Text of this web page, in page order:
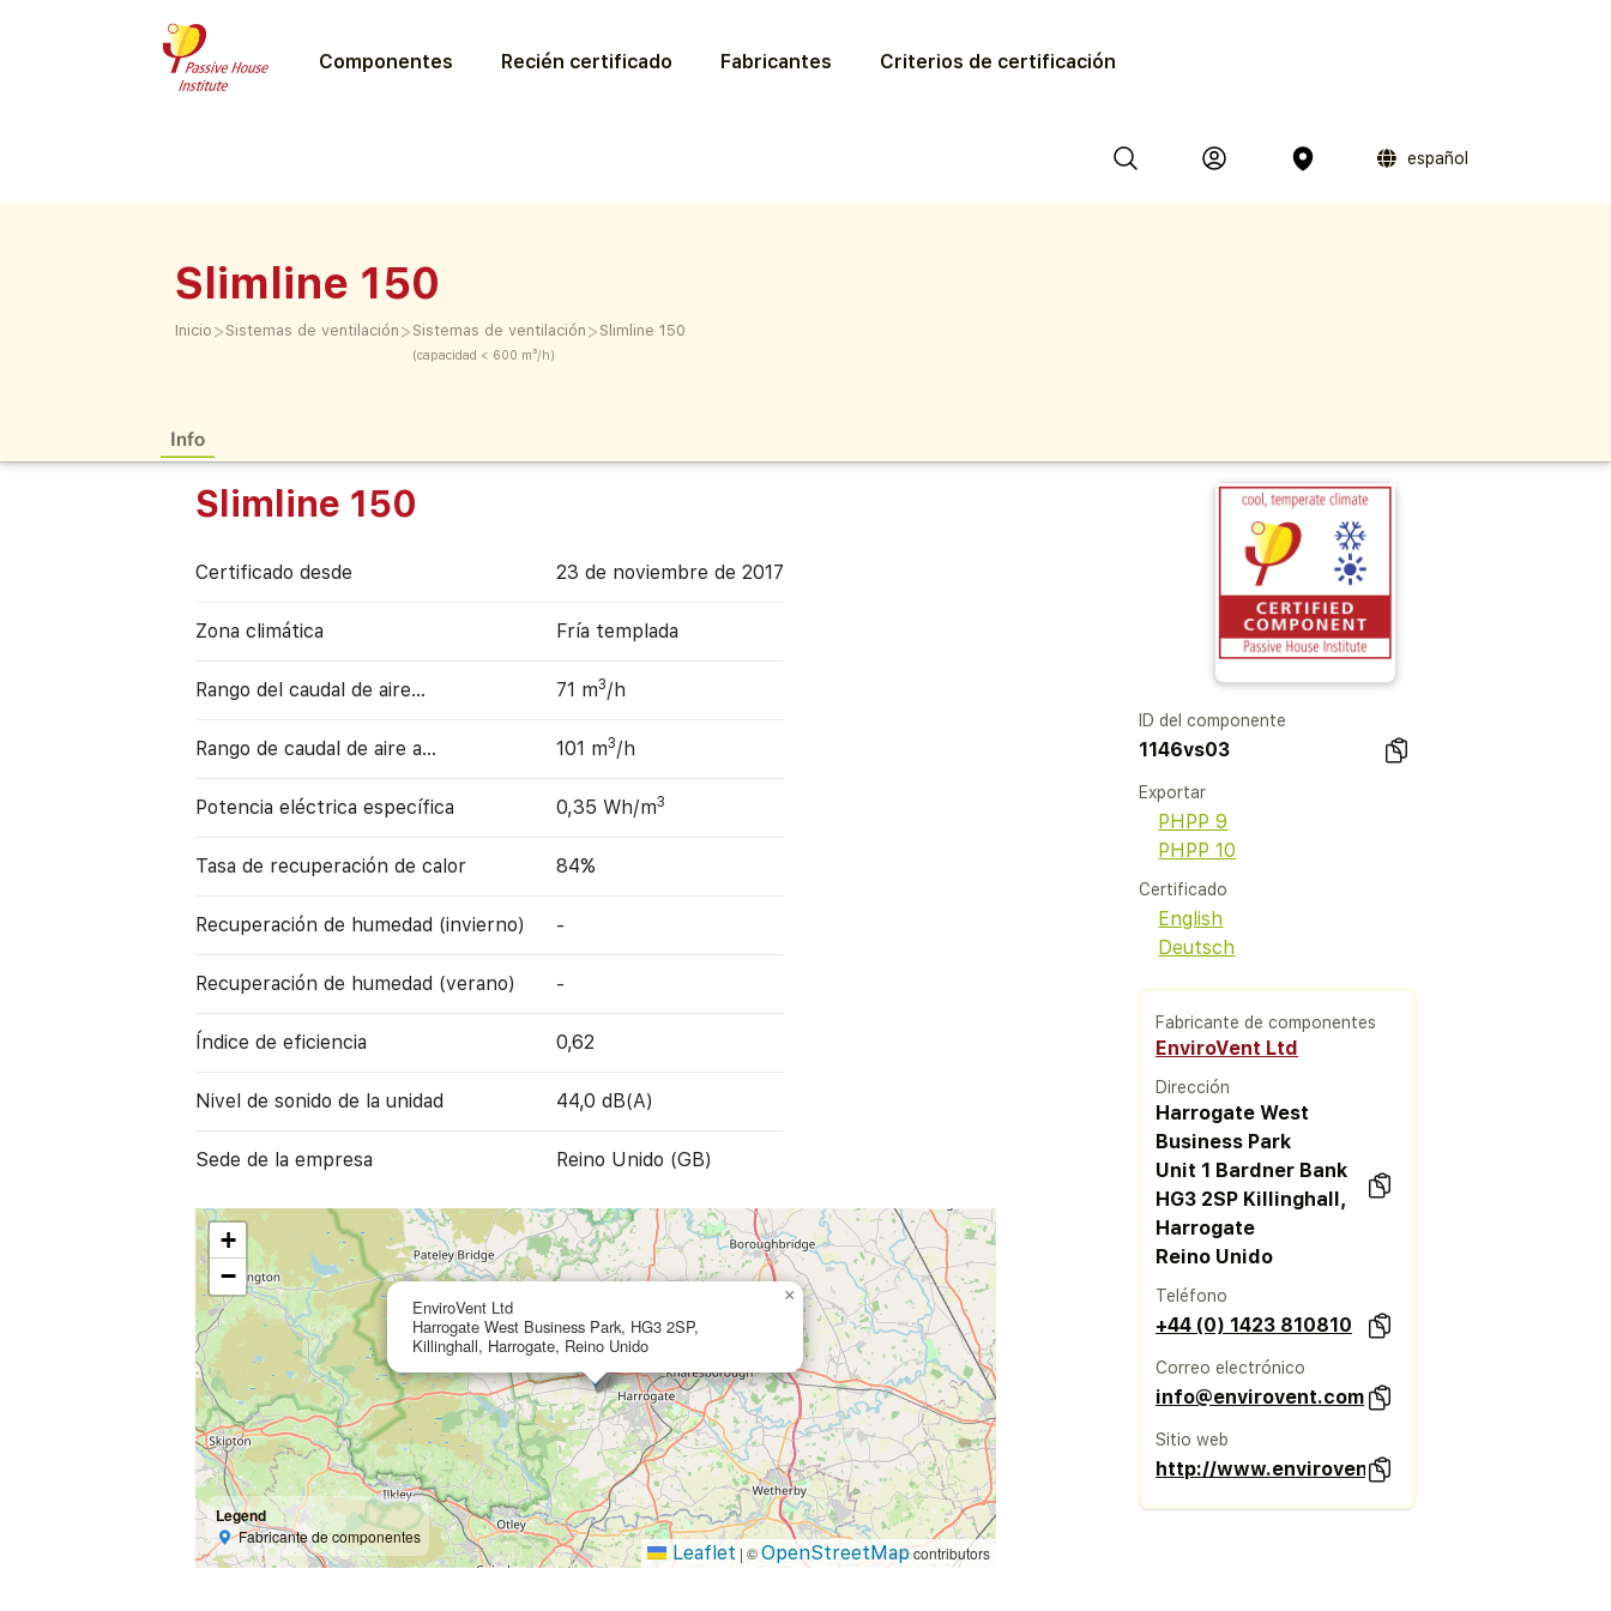
Componentes Recién certificado Fabricantes Criterios de certificación
español
Slimline 150
Inicio > Sistemas de ventilación > Sistemas de ventilación
(capacidad < 600 m³/h)
> Slimline 150
Info
Slimline 150
Certificado desde 23 de noviembre de 2017
Zona climática Fría templada
Rango del caudal de aire... 71 m3/h
Rango de caudal de aire a… 101 m3/h
Potencia eléctrica específica 0,35 Wh/m3
Tasa de recuperación de calor 84%
Recuperación de humedad (invierno) -
Recuperación de humedad (verano) -
Índice de eficiencia 0,62
Nivel de sonido de la unidad 44,0 dB(A)
Sede de la empresa Reino Unido (GB)
EnviroVent Ltd
Harrogate West Business Park, HG3 2SP,
Killinghall, Harrogate, Reino Unido
×
+
−
Legend
Fabricante de componentes
Leaflet | ©OpenStreetMapcontributors
ID del componente
1146vs03
Exportar
PHPP 9
PHPP 10
Certificado
English
Deutsch
Fabricante de componentes
EnviroVent Ltd
Dirección
Harrogate West
Business Park
Unit 1 Bardner Bank
HG3 2SP Killinghall,
Harrogate
Reino Unido
Teléfono
+44 (0) 1423 810810
Correo electrónico
info@envirovent.com
Sitio web
http://www.envirovent.com